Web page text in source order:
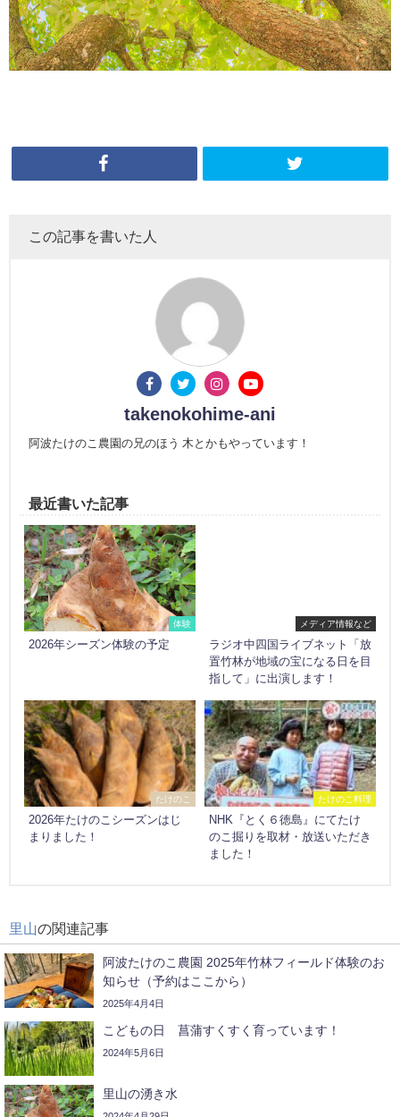
この記事を書いた人
takenokohime-ani
阿波たけのこ農園の兄のほう 木とかもやっています！
最近書いた記事
体験
2026年シーズン体験の予定
メディア情報など
ラジオ中四国ライブネット「放
置竹林が地域の宝になる日を目
指して」に出演します！
たけのこ
2026年たけのこシーズンはじ
まりました！
たけのこ料理
NHK『とく６徳島』にてたけ
のこ掘りを取材・放送いただき
ました！
里山の関連記事
阿波たけのこ農園 2025年竹林フィールド体験のお
知らせ（予約はここから）
2025年4月4日
こどもの日 菖蒲すくすく育っています！
2024年5月6日
里山の湧き水